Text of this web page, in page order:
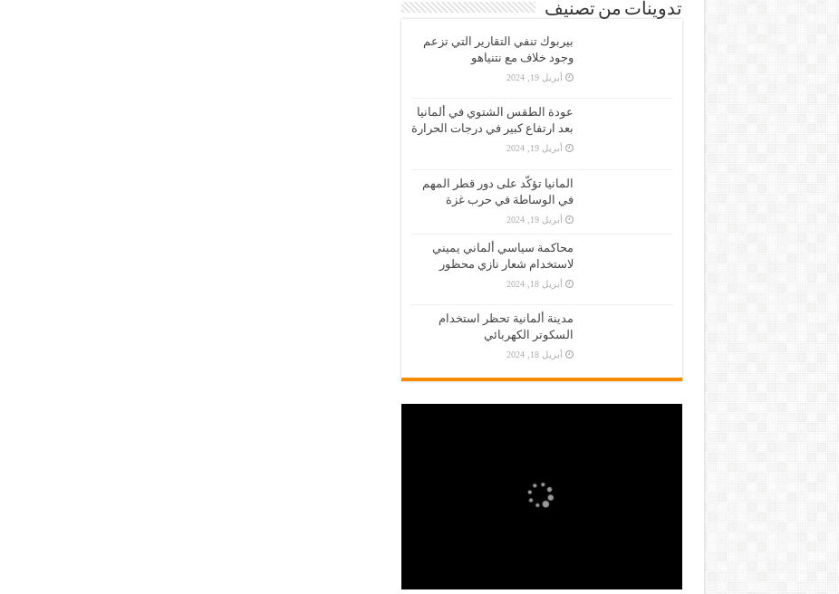
تدوينات من تصنيف
بيربوك تنفي التقارير التي تزعم
وجود خلاف مع نتنياهو
أبريل 19, 2024
عودة الطقس الشتوي في ألمانيا
بعد ارتفاع كبير في درجات الحرارة
أبريل 19, 2024
المانيا تؤكّد على دور قطر المهم
في الوساطة في حرب غزة
أبريل 19, 2024
محاكمة سياسي ألماني يميني
لاستخدام شعار نازي محظور
أبريل 18, 2024
مدينة ألمانية تحظر استخدام
السكوتر الكهربائي
أبريل 18, 2024